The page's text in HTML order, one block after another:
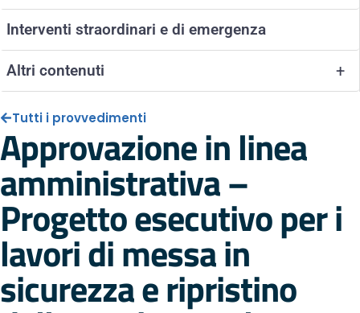
Interventi straordinari e di emergenza
+
Altri contenuti
Tutti i provvedimenti
Approvazione in linea
amministrativa –
Progetto esecutivo per i
lavori di messa in
sicurezza e ripristino